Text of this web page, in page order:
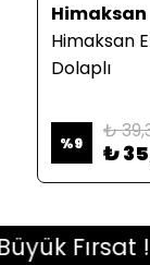
Himaksan
Himaksan
Dolaplı
%9 ₺
₺
Fırsat !